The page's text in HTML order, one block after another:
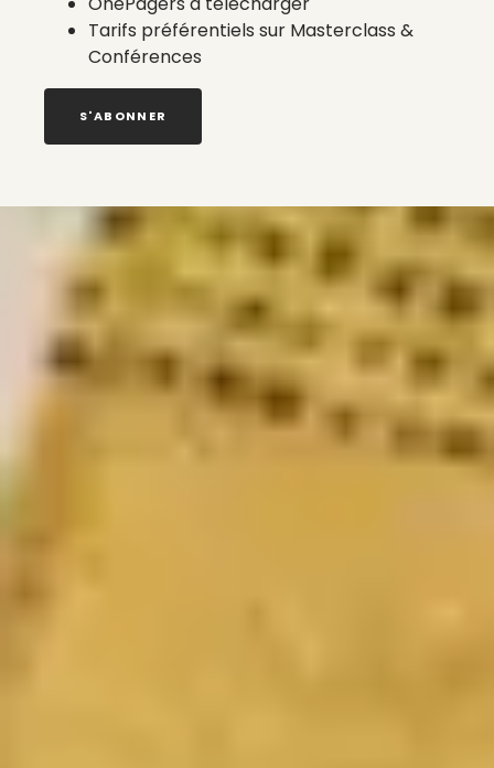
Tarifs préférentiels sur Masterclass &
Conférences
S'ABONNER